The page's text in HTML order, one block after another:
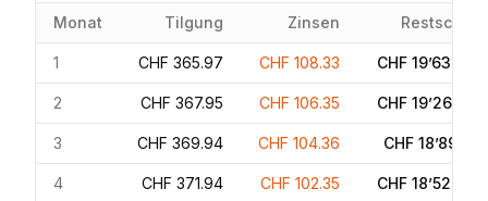
Monat Tilgung Zinsen Restschuld
1 CHF 365.97 CHF 108.33 CHF 19’634.03
2 CHF 367.95 CHF 106.35 CHF 19’266.09
3 CHF 369.94 CHF 104.36 CHF 18’896.15
4 CHF 371.94 CHF 102.35 CHF 18’524.20